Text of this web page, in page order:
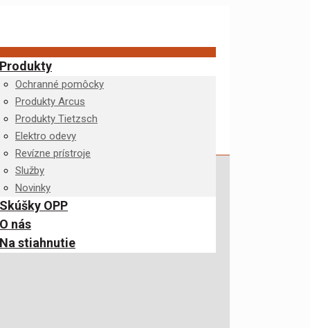
Produkty
Ochranné pomôcky
Produkty Arcus
Produkty Tietzsch
Elektro odevy
Revízne prístroje
Služby
Novinky
Skúšky OPP
O nás
Na stiahnutie